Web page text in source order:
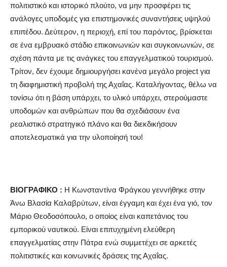
πολιτιστικό και ιστορικό πλούτο, να μην προσφέρει τις
ανάλογες υποδομές για επιστημονικές συναντήσεις υψηλού
επιπέδου. Δεύτερον, η περιοχή, επί του παρόντος, βρίσκεται
σε ένα εμβρυακό στάδιο επικοινωνιών και συγκοινωνιών, σε
σχέση πάντα με τις ανάγκες του επαγγελματικού τουρισμού.
Τρίτον, δεν έχουμε δημιουργήσει κανένα μεγάλο project για
τη διαφημιστική προβολή της Αχαΐας. Καταλήγοντας, θέλω να
τονίσω ότι η βάση υπάρχει, το υλικό υπάρχει, στερούμαστε
υποδομών και ανθρώπων που θα σχεδιάσουν ένα
ρεαλιστικό στρατηγικό πλάνο και θα διεκδικήσουν
αποτελεσματικά για την υλοποίησή του!
ΒΙΟΓΡΑΦΙΚΟ : Η Κωνσταντίνα Φράγκου γεννήθηκε στην
Άνω Βλασία Καλαβρύτων, είναι έγγαμη και έχει ένα γιό, τον
Μάριο Θεοδοσόπουλο, ο οποίος είναι καπετάνιος του
εμπορικού ναυτικού. Είναι επιτυχημένη ελεύθερη
επαγγελματίας στην Πάτρα ενώ συμμετέχει σε αρκετές
πολιτιστικές και κοινωνικές δράσεις της Αχαΐας.